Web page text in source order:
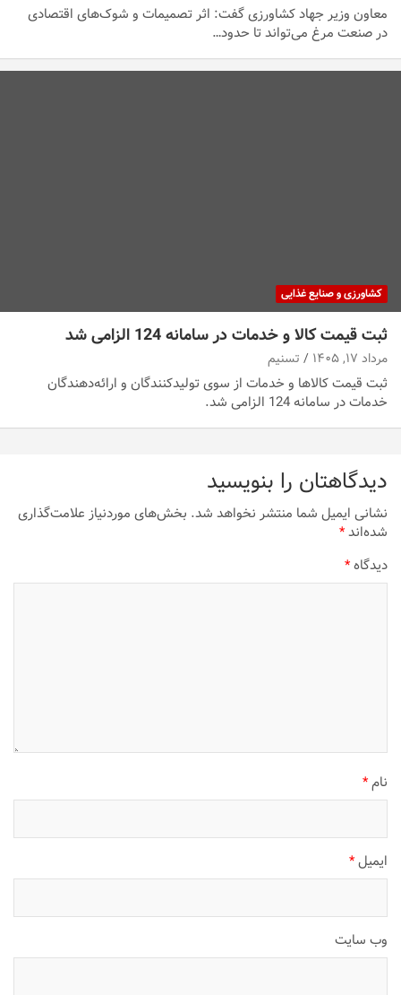
معاون وزیر جهاد کشاورزی گفت: اثر تصمیمات و شوک‌های اقتصادی
در صنعت مرغ می‌تواند تا حدود…
کشاورزی و صنایع غذایی
ثبت قیمت کالا و خدمات در سامانه 124 الزامی شد
مرداد ۱۷, ۱۴۰۵ تسنیم
ثبت قیمت کالاها و خدمات از سوی تولیدکنندگان و ارائه‌دهندگان
خدمات در سامانه 124 الزامی شد.
دیدگاهتان را بنویسید
نشانی ایمیل شما منتشر نخواهد شد.بخش‌های موردنیاز علامت‌گذاری
شده‌اند*
دیدگاه*
نام*
ایمیل*
وب‌ سایت